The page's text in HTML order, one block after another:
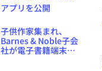
子供作家集まれ、
Barnes & Noble子会
社が電子書籍端末